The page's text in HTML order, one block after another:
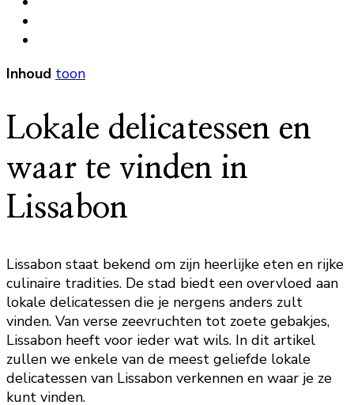
Inhoud toon
Lokale delicatessen en
waar te vinden in
Lissabon
Lissabon staat bekend om zijn heerlijke eten en rijke
culinaire tradities. De stad biedt een overvloed aan
lokale delicatessen die je nergens anders zult
vinden. Van verse zeevruchten tot zoete gebakjes,
Lissabon heeft voor ieder wat wils. In dit artikel
zullen we enkele van de meest geliefde lokale
delicatessen van Lissabon verkennen en waar je ze
kunt vinden.